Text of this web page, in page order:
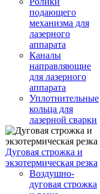
подающего
механизма для
лазерного
аппарата
Каналы
направляющие
для лазерного
аппарата
Уплотнительные
кольца для
лазерной сварки
Дуговая строжка и
экзотермическая резка
Воздушно-
дуговая строжка